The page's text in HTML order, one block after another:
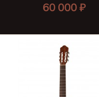
60 000 ₽